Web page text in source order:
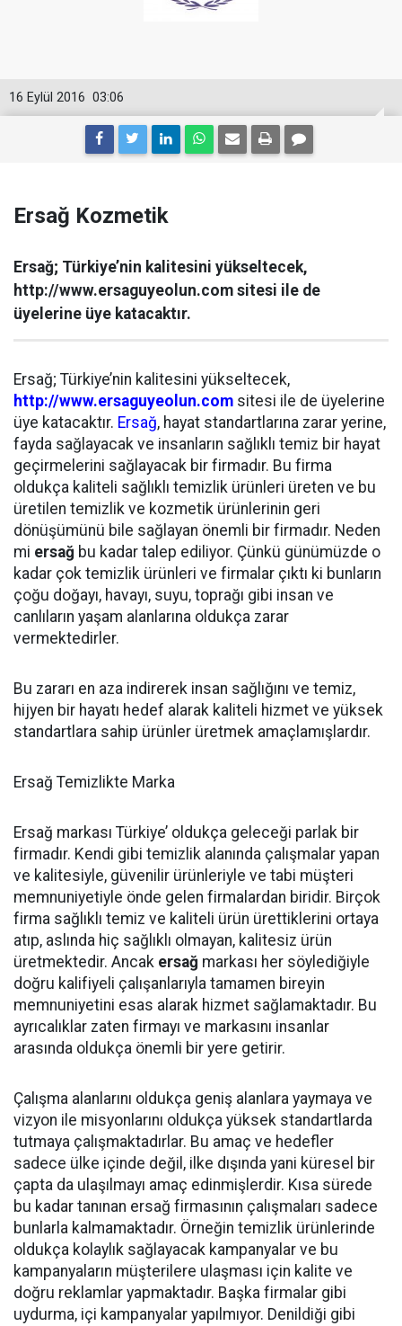
03:06
16 Eylül 2016
Ersağ Kozmetik
Ersağ; Türkiye’nin kalitesini yükseltecek,
http://www.ersaguyeolun.com sitesi ile de
üyelerine üye katacaktır.
Ersağ; Türkiye’nin kalitesini yükseltecek,
http://www.ersaguyeolun.com sitesi ile de üyelerine
üye katacaktır. Ersağ, hayat standartlarına zarar yerine,
fayda sağlayacak ve insanların sağlıklı temiz bir hayat
geçirmelerini sağlayacak bir firmadır. Bu firma
oldukça kaliteli sağlıklı temizlik ürünleri üreten ve bu
üretilen temizlik ve kozmetik ürünlerinin geri
dönüşümünü bile sağlayan önemli bir firmadır. Neden
mi ersağ bu kadar talep ediliyor. Çünkü günümüzde o
kadar çok temizlik ürünleri ve firmalar çıktı ki bunların
çoğu doğayı, havayı, suyu, toprağı gibi insan ve
canlıların yaşam alanlarına oldukça zarar
vermektedirler.
Bu zararı en aza indirerek insan sağlığını ve temiz,
hijyen bir hayatı hedef alarak kaliteli hizmet ve yüksek
standartlara sahip ürünler üretmek amaçlamışlardır.
Ersağ Temizlikte Marka
Ersağ markası Türkiye’ oldukça geleceği parlak bir
firmadır. Kendi gibi temizlik alanında çalışmalar yapan
ve kalitesiyle, güvenilir ürünleriyle ve tabi müşteri
memnuniyetiyle önde gelen firmalardan biridir. Birçok
firma sağlıklı temiz ve kaliteli ürün ürettiklerini ortaya
atıp, aslında hiç sağlıklı olmayan, kalitesiz ürün
üretmektedir. Ancak ersağ markası her söylediğiyle
doğru kalifiyeli çalışanlarıyla tamamen bireyin
memnuniyetini esas alarak hizmet sağlamaktadır. Bu
ayrıcalıklar zaten firmayı ve markasını insanlar
arasında oldukça önemli bir yere getirir.
Çalışma alanlarını oldukça geniş alanlara yaymaya ve
vizyon ile misyonlarını oldukça yüksek standartlarda
tutmaya çalışmaktadırlar. Bu amaç ve hedefler
sadece ülke içinde değil, ilke dışında yani küresel bir
çapta da ulaşılmayı amaç edinmişlerdir. Kısa sürede
bu kadar tanınan ersağ firmasının çalışmaları sadece
bunlarla kalmamaktadır. Örneğin temizlik ürünlerinde
oldukça kolaylık sağlayacak kampanyalar ve bu
kampanyaların müşterilere ulaşması için kalite ve
doğru reklamlar yapmaktadır. Başka firmalar gibi
uydurma, içi kampanyalar yapılmıyor. Denildiği gibi